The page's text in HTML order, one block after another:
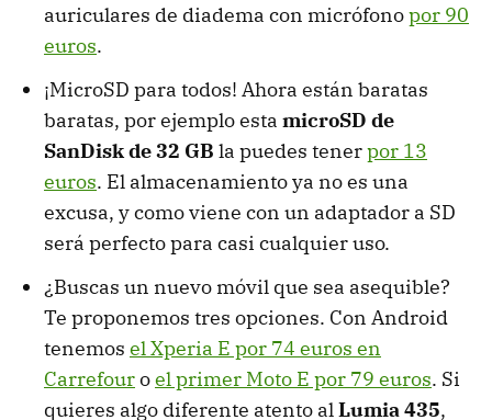
auriculares de diadema con micrófonopor 90
euros.
¡MicroSD para todos! Ahora están baratas
baratas, por ejemplo esta microSD de
SanDisk de 32 GB la puedes tenerpor 13
euros. El almacenamiento ya no es una
excusa, y como viene con un adaptador a SD
será perfecto para casi cualquier uso.
¿Buscas un nuevo móvil que sea asequible?
Te proponemos tres opciones. Con Android
tenemos el Xperia E por 74 euros en
Carrefouroel primer Moto E por 79 euros. Si
quieres algo diferente atento alLumia 435,